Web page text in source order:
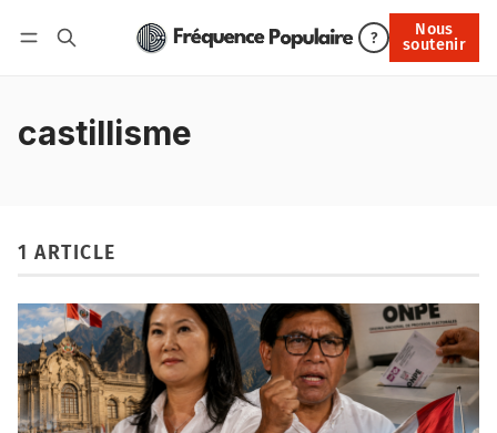
?
Nous
soutenir
Nous soutenir
castillisme
1 ARTICLE